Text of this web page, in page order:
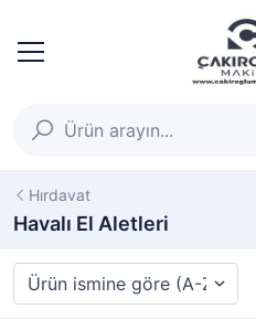
Hırdavat
Havalı El Aletleri